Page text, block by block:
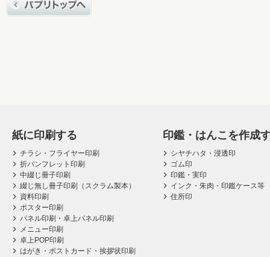
紙に印刷する
チラシ・フライヤー印刷
折パンフレット印刷
中綴じ冊子印刷
綴じ無し冊子印刷（スクラム製本）
資料印刷
ポスター印刷
パネル印刷・卓上パネル印刷
メニュー印刷
卓上POP印刷
はがき・ポストカード・挨拶状印刷
印鑑・はんこを作成
シヤチハタ・浸透印
ゴム印
印鑑・実印
インク・朱肉・印鑑ケース等
住所印